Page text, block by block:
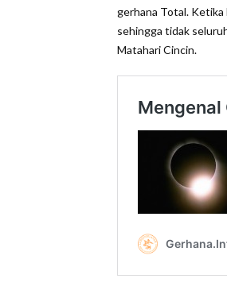
gerhana Total. Ketika
sehingga tidak
Matahari Cincin.